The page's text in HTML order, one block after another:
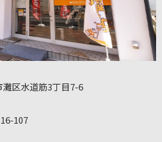
灘区水道筋3丁目7-6
107